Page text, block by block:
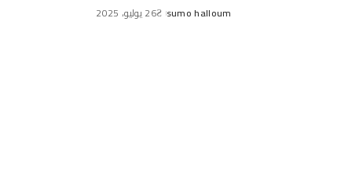
Posted
sumo halloum 26 يوليو، 2025